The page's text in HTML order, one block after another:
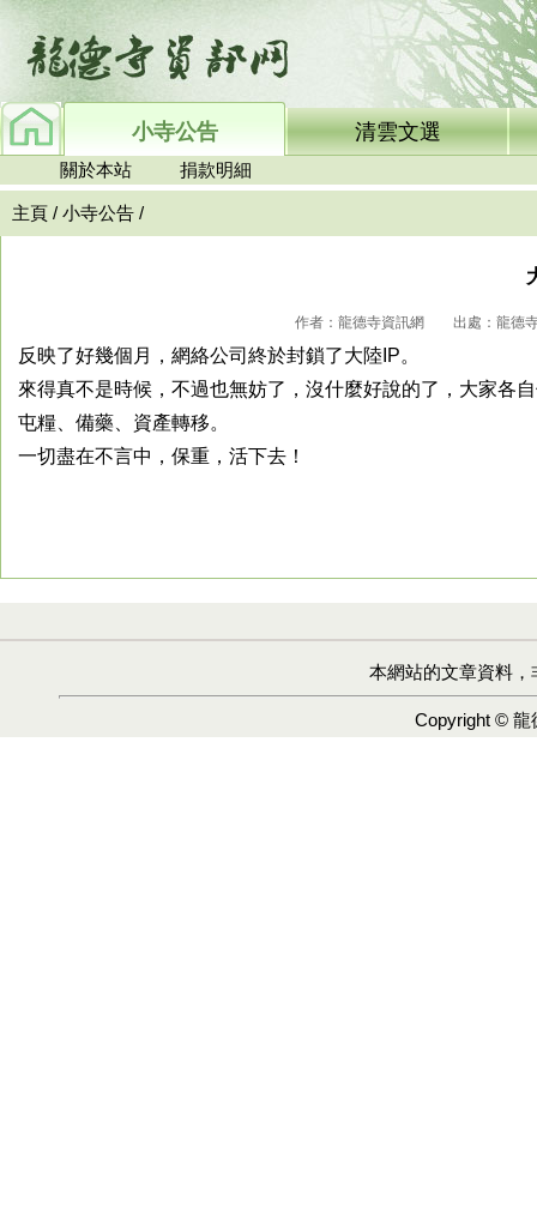
小寺公告 清雲文選
關於本站 捐款明細
主頁 / 小寺公告 /
作者：龍德寺資訊網 出處：龍
反映了好幾個月，網絡公司終於封鎖了大陸IP。
來得真不是時候，不過也無妨了，沒什麼好說的了，大家各
屯糧、備藥、資產轉移。
一切盡在不言中，保重，活下去！
本網站的文章資料
Copyright © 龍